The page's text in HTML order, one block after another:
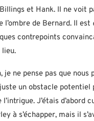
et Hank. Il ne voit
l’ombre de Bernard. Il est
contrepoints
lieu.
je ne pense pas que
un obstacle potentiel
J’étais
à s’échapper, mais il